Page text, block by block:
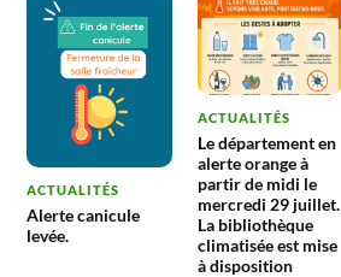
ACTUALITÉS
Alerte canicule
levée.
ACTUALITÉS
Le département en
alerte orange à
partir de midi le
mercredi 29 juillet.
La bibliothèque
climatisée est mise
à disposition